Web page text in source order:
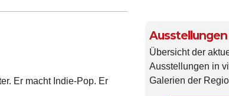
Er macht Indie-Pop. Er
Übersicht der
Ausstellungen in
Galerien der